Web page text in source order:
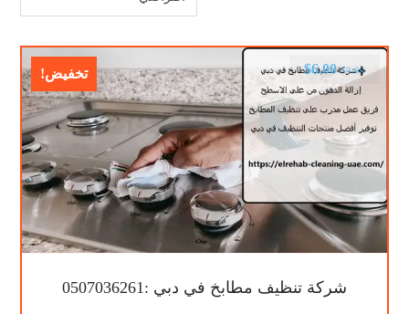
تخفيض!
شركة تنظيف مطابخ في دبي :0507036261
$9.00
$6.00